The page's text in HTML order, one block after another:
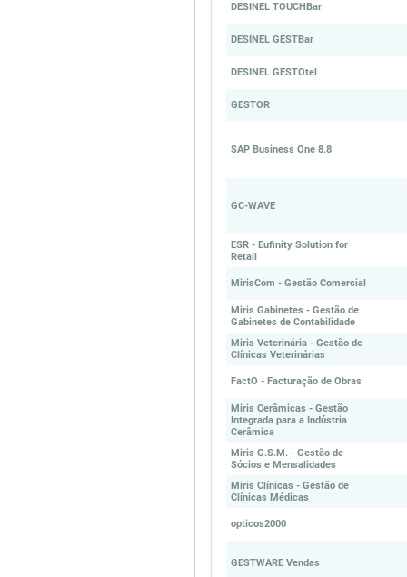
DESINEL TOUCHBar
DESINEL GESTBar
DESINEL GESTOtel
GESTOR
SAP Business One 8.8
GC-WAVE
ESR - Eufinity Solution for
Retail
MirisCom - Gestão Comercial
Miris Gabinetes - Gestão de
Gabinetes de Contabilidade
Miris Veterinária - Gestão de
Clínicas Veterinárias
FactO - Facturação de Obras
Miris Cerâmicas - Gestão
Integrada para a Indústria
Cerâmica
Miris G.S.M. - Gestão de
Sócios e Mensalidades
Miris Clínicas - Gestão de
Clínicas Médicas
opticos2000
GESTWARE Vendas